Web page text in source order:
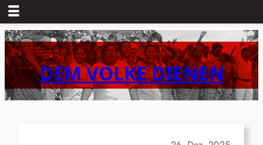
Zum
Inhalt
springenDEM VOLKE DIENEN